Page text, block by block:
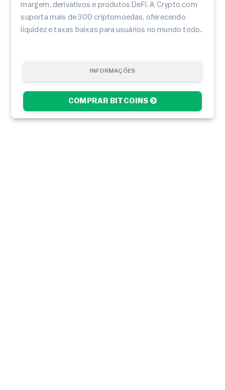
INFORMAÇÕES
COMPRAR BITCOINS
margem, derivativos e produtos DeFi. A Crypto.com
suporta mais de 300 criptomoedas, oferecendo
liquidez e taxas baixas para usuários no mundo todo..